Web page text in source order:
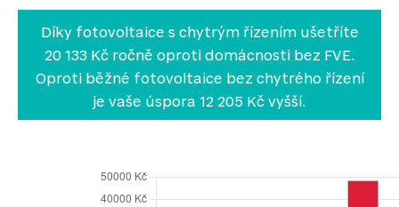
Díky fotovoltaice s chytrým řízením ušetříte
20 133 Kč ročně oproti domácnosti bez FVE.
Oproti běžné fotovoltaice bez chytrého řízení
je vaše úspora 12 205 Kč vyšší.